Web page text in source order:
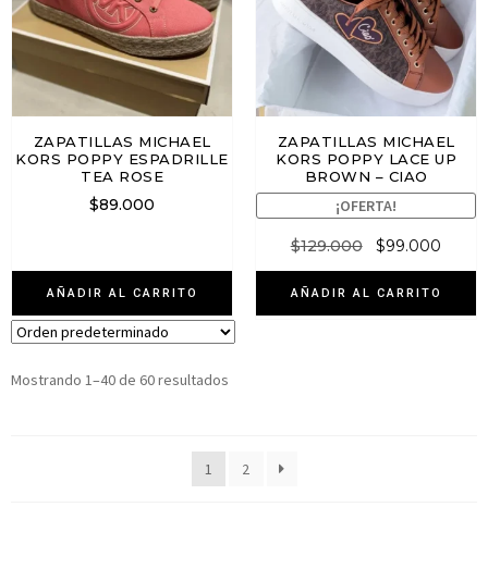
ZAPATILLAS MICHAEL
KORS POPPY ESPADRILLE
TEA ROSE
$89.000
AÑADIR AL CARRITO
ZAPATILLAS MICHAEL
KORS POPPY LACE UP
BROWN – CIAO
¡OFERTA!
$129.000 $99.000
AÑADIR AL CARRITO
Mostrando 1–40 de 60 resultados
1 2